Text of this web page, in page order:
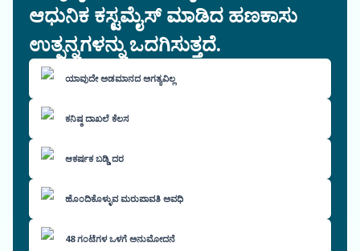
ಆಧುನಿಕ ಕಸ್ಟಮೈಸ್ ಮಾಡಿದ ಹಣಕಾಸು
ಉತ್ಪನ್ನಗಳನ್ನು ಒದಗಿಸುತ್ತದೆ.
ಯಾವುದೇ ಅಡಮಾನದ ಅಗತ್ಯವಿಲ್ಲ
ಕನಿಷ್ಠ ದಾಖಲೆ ಕೆಲಸ
ಆಕರ್ಷಕ ಬಡ್ಡಿ ದರ
ಹೊಂದಿಕೊಳ್ಳುವ ಮರುಪಾವತಿ ಅವಧಿ
48 ಗಂಟೆಗಳ ಒಳಗೆ ಅನುಮೋದನೆ